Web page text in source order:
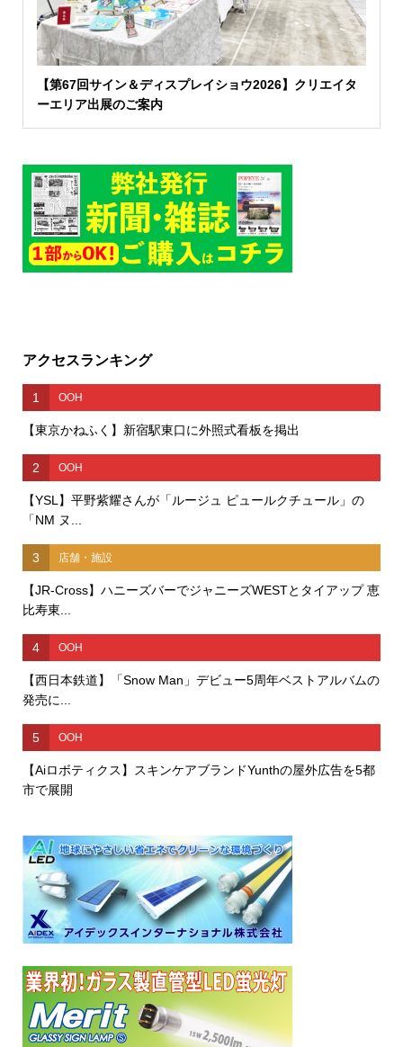
【第67回サイン＆ディスプレイショウ2026】クリエイタ
ーエリア出展のご案内
アクセスランキング
1 OOH
【東京かねふく】新宿駅東口に外照式看板を掲出
2 OOH
【YSL】平野紫耀さんが「ルージュ ピュールクチュール」の
「NM ヌ...
3 店舗・施設
【JR-Cross】ハニーズバーでジャニーズWESTとタイアップ 恵
比寿東...
4 OOH
【西日本鉄道】「Snow Man」デビュー5周年ベストアルバムの
発売に...
5 OOH
【Aiロボティクス】スキンケアブランドYunthの屋外広告を5都
市で展開